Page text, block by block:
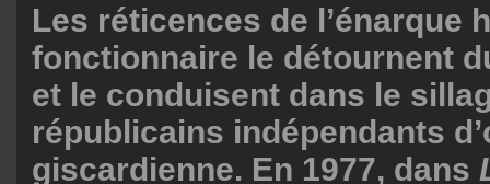
Les réticences de l’énarque
fonctionnaire le détournent
et le conduisent dans le
républicains indépendants
giscardienne. En 1977, dans